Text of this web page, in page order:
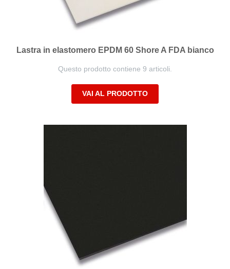
Lastra in elastomero EPDM 60 Shore A FDA bianco
Questo prodotto contiene 9 articoli.
VAI AL PRODOTTO